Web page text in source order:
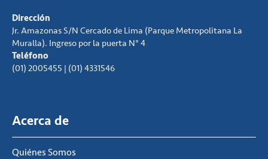
Dirección
Jr. Amazonas S/N Cercado de Lima (Parque Metropolitana La
Muralla). Ingreso por la puerta N° 4
Teléfono
(01) 2005455 | (01) 4331546
Acerca de
Quiénes Somos